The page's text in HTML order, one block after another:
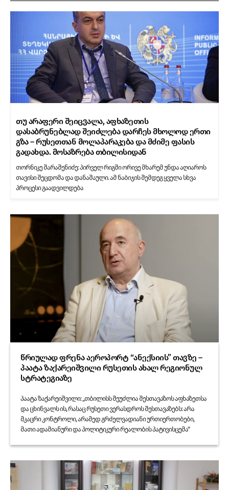
თუ არაფერი შეიცვალა, აფხაზეთის
დასაბრუნებლად შეიძლება დარჩეს მხოლოდ ერთი
გზა – რუსეთთან მოლაპარაკება და მძიმე ფასის
გადახდა. მოსაზრება თბილისიდან
თორნიკე შარაშენიძე: პირველ რიგში ორივე მხარემ უნდა აღიაროს
თავისი შეცდომა და დანაშაული. ამ ნაბიჯის შემდეგ ყველა სხვა
პროცესი გაადვილდება
წრიულად ფრენა აეროპორტ “ანექსიის” თავზე –
პაატა ზაქარეიშვილი რუსეთის ახალ რეგიონულ
სტრატეგიაზე
პაატა ზაქარეიშვილი: „თბილისს შეუძლია შესთავაზოს აფხაზეთსა
და ცხინვალს ის, რასაც რუსეთი ვერასდროს შესთავაზებს: არა
მკაცრი კონტროლი, არამედ გრძელვადიანი ურთიერთობები,
მათი ადამიანური და პოლიტიკური რეალობის პატივისცემა“